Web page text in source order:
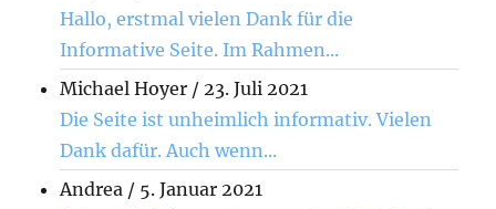
Hallo, erstmal vielen Dank für die
Informative Seite. Im Rahmen...
Michael Hoyer / 23. Juli 2021
Die Seite ist unheimlich informativ. Vielen
Dank dafür. Auch wenn...
Andrea / 5. Januar 2021